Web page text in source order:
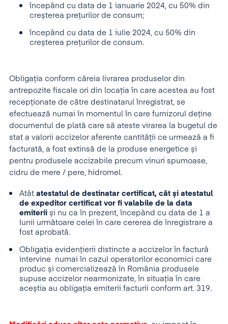
începând cu data de 1 ianuarie 2024, cu 50% din
creșterea prețurilor de consum;
începând cu data de 1 iulie 2024, cu 50% din
creșterea prețurilor de consum.
Obligația conform căreia livrarea produselor din
antrepozite fiscale ori din locația în care acestea au fost
recepționate de către destinatarul înregistrat, se
efectuează numai în momentul în care furnizorul deține
documentul de plată care să ateste virarea la bugetul de
stat a valorii accizelor aferente cantității ce urmează a fi
facturată, a fost extinsă de la produse energetice și
pentru produsele accizabile precum vinuri spumoase,
cidru de mere / pere, hidromel.
Atât atestatul de destinatar certificat, cât și atestatul
de expeditor certificat vor fi valabile de la data
emiterii și nu ca în prezent, începând cu data de 1 a
lunii următoare celei în care cererea de înregistrare a
fost aprobată.
Obligația evidențierii distincte a accizelor în factură
intervine numai în cazul operatorilor economici care
produc și comercializează în România produsele
supuse accizelor nearmonizate, în situația în care
aceștia au obligația emiterii facturii conform art. 319.